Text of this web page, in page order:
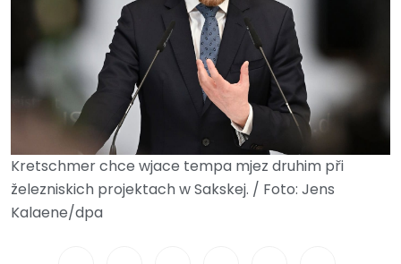
Kretschmer chce wjace tempa mjez druhim při
železniskich projektach w Sakskej. / Foto: Jens
Kalaene/dpa